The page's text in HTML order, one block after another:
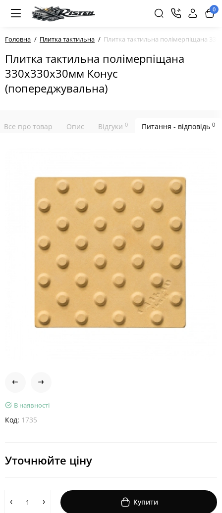
0
Головна Плитка тактильна Плитка тактильна полімерпіщана
Плитка тактильна полімерпіщана
330х330х30мм Конус
(попереджувальна)
Все про товар Опис Відгуки 0 Питання - відповідь 0
В наявності
Код: 1735
Уточнюйте ціну
Купити